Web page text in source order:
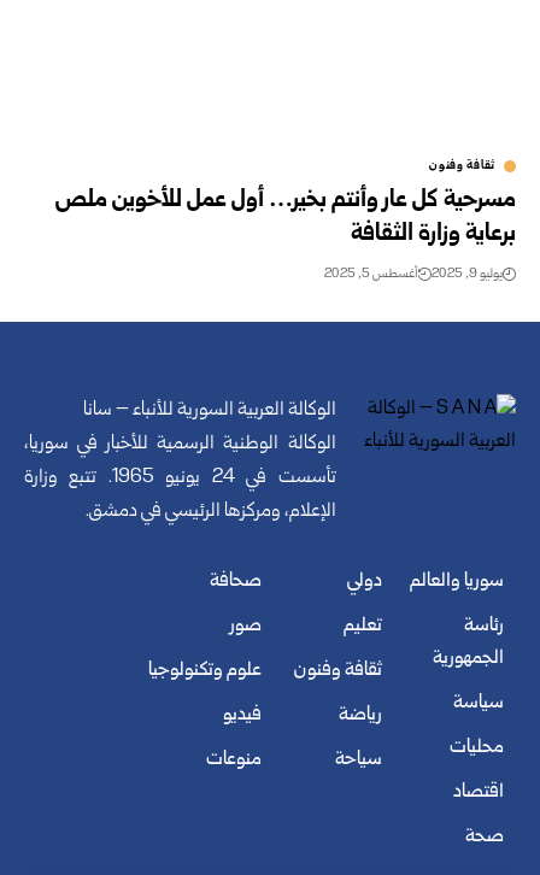
ثقافة وفنون
مسرحية كل عار وأنتم بخير… أول عمل للأخوين ملص
برعاية وزارة الثقافة
يوليو 9, 2025 أغسطس 5, 2025
الوكالة العربية السورية للأنباء – سانا
الوكالة الوطنية الرسمية للأخبار في سوريا،
تأسست في 24 يونيو 1965. تتبع وزارة
الإعلام، ومركزها الرئيسي في دمشق.
سوريا والعالم
رئاسة
الجمهورية
سياسة
محليات
اقتصاد
صحة
دولي
تعليم
ثقافة وفنون
رياضة
سياحة
صحافة
صور
علوم وتكنولوجيا
فيديو
منوعات